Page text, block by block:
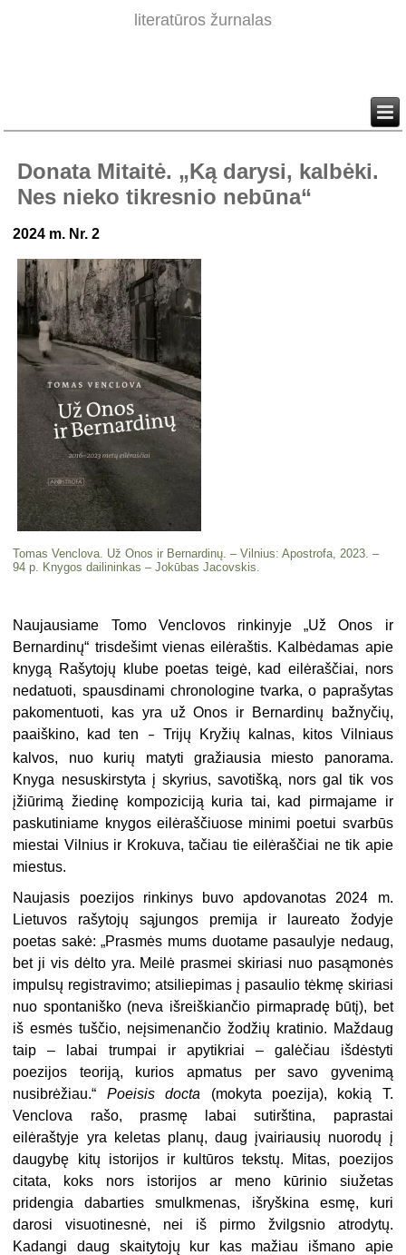
literatūros žurnalas
Donata Mitaitė. „Ką darysi, kalbėki.
Nes nieko tikresnio nebūna“
2024 m. Nr. 2
Tomas Venclova. Už Onos ir Bernardinų. – Vilnius: Apostrofa, 2023. –
94 p. Knygos dailininkas – Jokūbas Jacovskis.
Naujausiame Tomo Venclovos rinkinyje „Už Onos ir
Bernardinų“ trisdešimt vienas eilėraštis. Kalbėdamas apie
knygą Rašytojų klube poetas teigė, kad eilėraščiai, nors
nedatuoti, spausdinami chronologine tvarka, o paprašytas
pakomentuoti, kas yra už Onos ir Bernardinų bažnyčių,
paaiškino, kad ten
– Trijų Kryžių kalnas, kitos Vilniaus
kalvos, nuo kurių matyti gražiausia miesto panorama.
Knyga nesuskirstyta į skyrius, savotišką, nors gal tik vos
įžiūrimą žiedinę kompoziciją kuria tai, kad pirmajame ir
paskutiniame knygos eilėraščiuose minimi poetui svarbūs
miestai Vilnius ir Krokuva, tačiau tie eilėraščiai ne tik apie
miestus.
Naujasis poezijos rinkinys buvo apdovanotas 2024 m.
Lietuvos rašytojų sąjungos premija ir laureato žodyje
poetas sakė: „Prasmės mums duotame pasaulyje nedaug,
bet ji vis dėlto yra. Meilė prasmei skiriasi nuo pasąmonės
impulsų registravimo; atsiliepimas į pasaulio tėkmę skiriasi
nuo spontaniško (neva išreiškiančio pirmapradę būtį), bet
iš esmės tuščio, neįsimenančio žodžių kratinio. Maždaug
taip – labai trumpai ir apytikriai – galėčiau išdėstyti
poezijos teoriją, kurios apmatus per savo gyvenimą
nusibrėžiau.“ Poeisis docta (mokyta poezija), kokią T.
Venclova rašo, prasmę labai sutirština, paprastai
eilėraštyje yra keletas planų, daug įvairiausių nuorodų į
daugybę kitų istorijos ir kultūros tekstų. Mitas, poezijos
citata, koks nors istorijos ar meno kūrinio siužetas
pridengia dabarties smulkmenas, išryškina esmę, kuri
darosi visuotinesnė, nei iš pirmo žvilgsnio atrodytų.
Kadangi daug skaitytojų kur kas mažiau išmano apie